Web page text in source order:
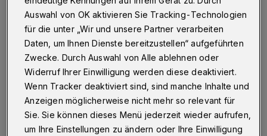
Wuppertal·Am Freitag (10. Juni 2022) um 10:05 Uhr
hat die Stadt Wuppertal insgesamt 1.701 Personen
gemeldet, die aktuell mit dem Corona-Virus infiziert
sind. Der Inzidenzwert liegt bei 371,83, die Zahl der
Neuinfektionen in den vergangenen sieben Tagen bei
1.320.
Auswahl von OK aktivieren Sie Tracking-Technologien
für die unter „Wir und unsere Partner verarbeiten
Daten, um Ihnen Dienste bereitzustellen“ aufgeführten
Zwecke. Durch Auswahl von Alle ablehnen oder
Widerruf Ihrer Einwilligung werden diese deaktiviert.
Wenn Tracker deaktiviert sind, sind manche Inhalte und
Anzeigen möglicherweise nicht mehr so relevant für
Sie. Sie können dieses Menü jederzeit wieder aufrufen,
um Ihre Einstellungen zu ändern oder Ihre Einwilligung